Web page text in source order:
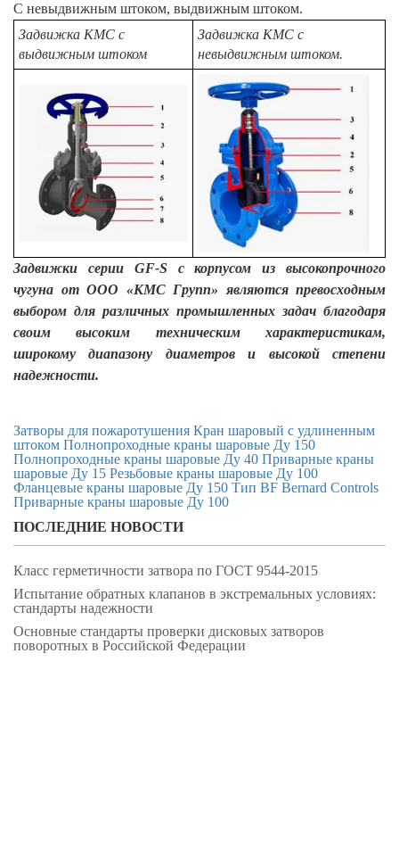
С невыдвижным штоком, выдвижным штоком.
Задвижка КМС с
выдвижным штоком
Задвижка КМС с
невыдвижным штоком.
Задвижки серии GF-S с корпусом из высокопрочного
чугуна от ООО «КМС Групп» являются превосходным
выбором для различных промышленных задач благодаря
своим высоким техническим характеристикам,
широкому диапазону диаметров и высокой степени
надежности.
Затворы для пожаротушения Кран шаровый с удлиненным
штоком Полнопроходные краны шаровые Ду 150
Полнопроходные краны шаровые Ду 40 Приварные краны
шаровые Ду 15 Резьбовые краны шаровые Ду 100
Фланцевые краны шаровые Ду 150 Тип BF Bernard Controls
Приварные краны шаровые Ду 100
ПОСЛЕДНИЕ НОВОСТИ
Класс герметичности затвора по ГОСТ 9544-2015
Испытание обратных клапанов в экстремальных условиях:
стандарты надежности
Основные стандарты проверки дисковых затворов
поворотных в Российской Федерации